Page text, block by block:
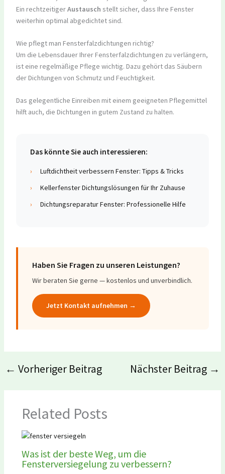
Ein rechtzeitigerAustausch stellt sicher, dass Ihre Fenster
weiterhin optimal abgedichtet sind.
Wie pflegt man Fensterfalzdichtungen richtig?
Um die Lebensdauer Ihrer Fensterfalzdichtungen zu verlängern,
ist eine regelmäßige Pflege wichtig. Dazu gehört das Säubern
der Dichtungen von Schmutz und Feuchtigkeit.
Das gelegentliche Einreiben mit einem geeigneten Pflegemittel
hilft auch, die Dichtungen in gutem Zustand zu halten.
Das könnte Sie auch interessieren:
›
Luftdichtheit verbessern Fenster: Tipps & Tricks
›
Kellerfenster Dichtungslösungen für Ihr Zuhause
›
Dichtungsreparatur Fenster: Professionelle Hilfe
Haben Sie Fragen zu unseren Leistungen?
Wir beraten Sie gerne — kostenlos und unverbindlich.
Jetzt Kontakt aufnehmen →
← Vorheriger Beitrag Nächster Beitrag →
Related Posts
Was ist der beste Weg, um die
Fensterversiegelung zu verbessern?